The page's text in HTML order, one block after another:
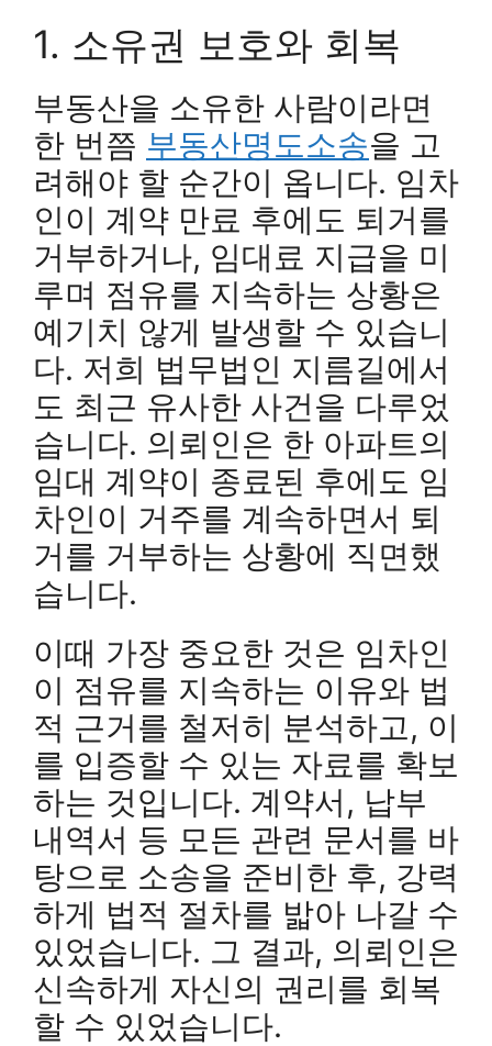
1. 소유권 보호와 회복
부동산을 소유한 사람이라면
한 번쯤 부동산명도소송을 고
려해야 할 순간이 옵니다. 임차
인이 계약 만료 후에도 퇴거를
거부하거나, 임대료 지급을 미
루며 점유를 지속하는 상황은
예기치 않게 발생할 수 있습니
다. 저희 법무법인 지름길에서
도 최근 유사한 사건을 다루었
습니다. 의뢰인은 한 아파트의
임대 계약이 종료된 후에도 임
차인이 거주를 계속하면서 퇴
거를 거부하는 상황에 직면했
습니다.
이때 가장 중요한 것은 임차인
이 점유를 지속하는 이유와 법
적 근거를 철저히 분석하고, 이
를 입증할 수 있는 자료를 확보
하는 것입니다. 계약서, 납부
내역서 등 모든 관련 문서를 바
탕으로 소송을 준비한 후, 강력
하게 법적 절차를 밟아 나갈 수
있었습니다. 그 결과, 의뢰인은
신속하게 자신의 권리를 회복
할 수 있었습니다.